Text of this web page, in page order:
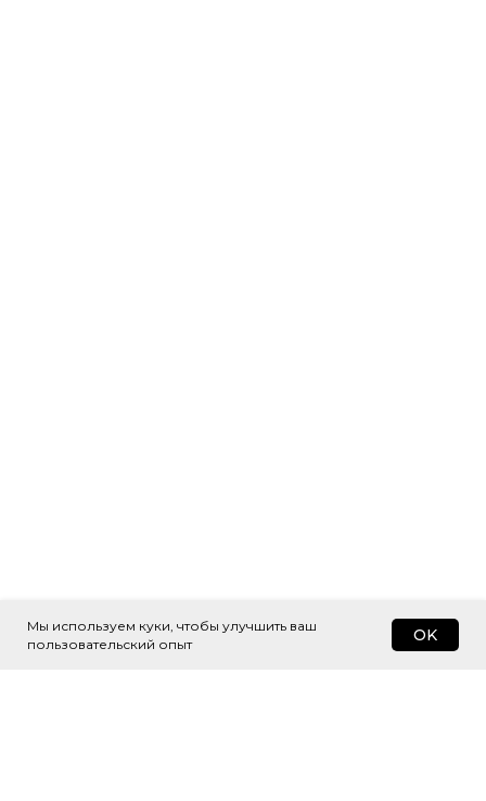
Мы используем куки, чтобы улучшить ваш
пользовательский опыт
OK